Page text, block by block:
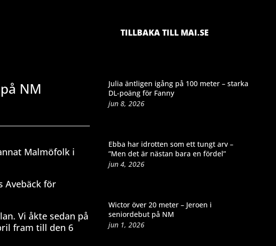
TILLBAKA TILL MAI.SE
NM
Malmöfolk i
Avebäck för
Vi åkte sedan på
fram till den 6
Julia äntligen igång på 100 meter – starka
DL-poäng för Fanny
jun 8, 2026
Ebba har idrotten som ett tungt arv –
”Men det är nästan bara en fördel”
jun 4, 2026
Wictor över 20 meter – Jeroen i
seniordebut på NM
jun 1, 2026